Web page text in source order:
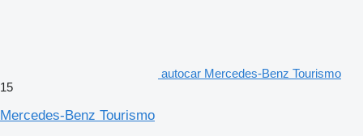
autocar Mercedes-Benz Tourismo
15
Mercedes-Benz Tourismo